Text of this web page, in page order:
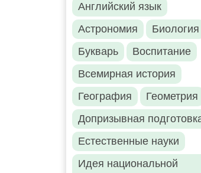
Английский язык
Астрономия
Биология
Букварь
Воспитание
Всемирная история
География
Геометрия
Допризывная
Естественные науки
Идея национальной